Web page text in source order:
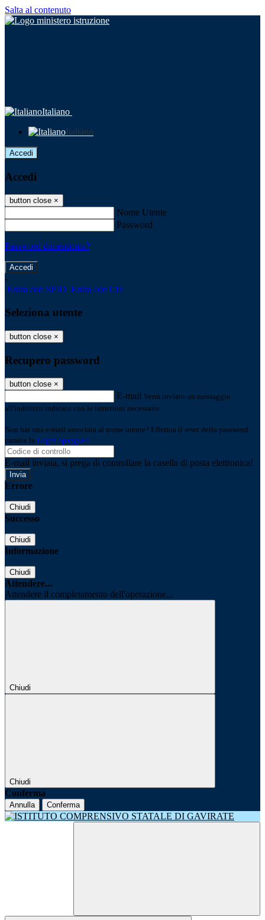
Salta al contenuto
Italiano
Italiano
Accedi
Accedi
button close ×
Nome Utente
Password
Password dimenticata?
-
Entra con SPID Entra con CIE
Seleziona utente
button close ×
Recupero password
button close ×
E-mail Verrà inviato un messaggio
all'indirizzo indicato con le istruzioni necessarie.
Non hai una e-mail associata al nome utente? Effettua il reset della password
tramite la Login Spaggiari
E-mail inviata, si prega di controllare la casella di posta elettronica!
Errore
Chiudi
Successo
Chiudi
Informazione
Chiudi
Attendere...
Attendere il completamento dell'operazione...
Chiudi
Chiudi
Conferma
Annulla Conferma